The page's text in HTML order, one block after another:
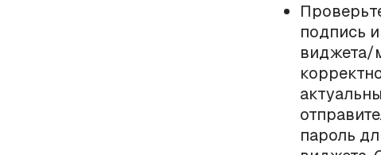
подпись
виджета/
пароль